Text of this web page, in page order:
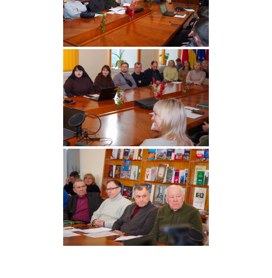
Students
Студенту
Ресурси
сервіси
Науковий